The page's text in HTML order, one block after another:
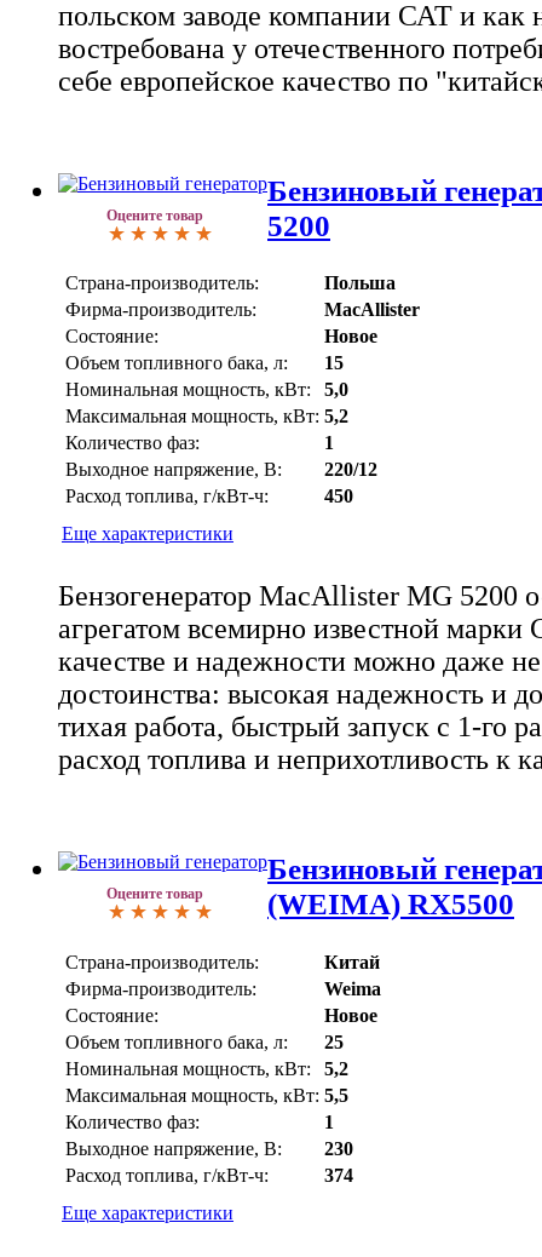
польском заводе компании САТ и как
востребована у отечественного
себе европейское качество по
Оцените товар
Бензиновый
5200
Страна-производитель:
Польша
Фирма-производитель:
MacAllister
Состояние:
Новое
Объем топливного бака, л:
15
Номинальная мощность, кВт:
5,0
Максимальная мощность, кВт: 5,2
Количество фаз:
1
Выходное напряжение, В:
220/12
Расход топлива, г/кВт-ч:
450
Еще характеристики
Бензогенератор MacAllister MG 5200
агрегатом всемирно известной марки
качестве и надежности можно даже
достоинства: высокая надежность и
тихая работа, быстрый запуск с 1-го
расход топлива и неприхотливость к
Оцените товар
Бензиновый
(WEIMA) RX5500
Страна-производитель:
Китай
Фирма-производитель:
Weima
Состояние:
Новое
Объем топливного бака, л:
25
Номинальная мощность, кВт:
5,2
Максимальная мощность, кВт: 5,5
Количество фаз:
1
Выходное напряжение, В:
230
Расход топлива, г/кВт-ч:
374
Еще характеристики